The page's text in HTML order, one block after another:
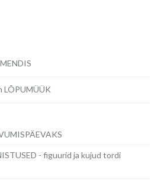
LÕPUMÜÜK
- figuurid ja kujud tordi